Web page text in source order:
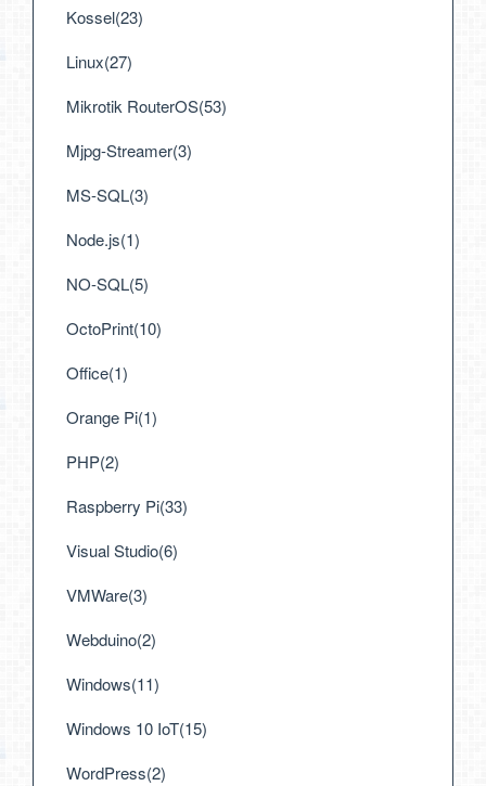
Kossel(23)
Linux(27)
Mikrotik RouterOS(53)
Mjpg-Streamer(3)
MS-SQL(3)
Node.js(1)
NO-SQL(5)
OctoPrint(10)
Office(1)
Orange Pi(1)
PHP(2)
Raspberry Pi(33)
Visual Studio(6)
VMWare(3)
Webduino(2)
Windows(11)
Windows 10 IoT(15)
WordPress(2)